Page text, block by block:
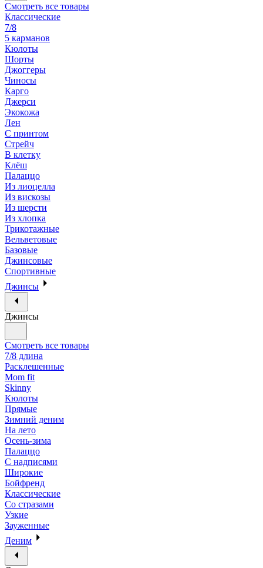
Смотреть все товары
Классические
7/8
5 карманов
Кюлоты
Шорты
Джоггеры
Чиносы
Карго
Джерси
Экокожа
Лен
С принтом
Стрейч
В клетку
Клёш
Палаццо
Из лиоцелла
Из вискозы
Из шерсти
Из хлопка
Трикотажные
Вельветовые
Базовые
Джинсовые
Спортивные
Джинсы
Джинсы
Смотреть все товары
7/8 длина
Расклешенные
Mom fit
Skinny
Кюлоты
Прямые
Зимний деним
На лето
Осень-зима
Палаццо
С надписями
Широкие
Бойфренд
Классические
Со стразами
Узкие
Зауженные
Деним